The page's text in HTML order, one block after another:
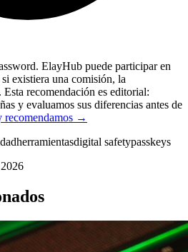
ElayHub puede participar en
existiera una comisión, la
recomendación es editorial:
y evaluamos sus diferencias antes de
recomendamos →
herramientasdigital safetypasskeys